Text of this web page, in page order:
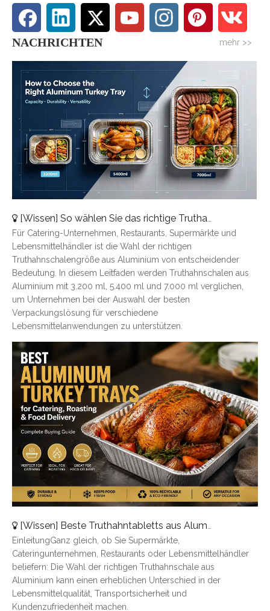
NACHRICHTEN mehr >>
[Wissen] So wählen Sie das richtige Truthahntablett aus Aluminium aus: Eine vollständige Größenübersicht
Für Catering-Unternehmen, Restaurants, Supermärkte und
Lebensmittelhändler ist die Wahl der richtigen
Truthahnschalengröße aus Aluminium von entscheidender
Bedeutung. In diesem Leitfaden werden Truthahnschalen aus
Aluminium mit 3.200 ml, 5.400 ml und 7.000 ml verglichen,
um Unternehmen bei der Auswahl der besten
Verpackungslösung für verschiedene
Lebensmittelanwendungen zu unterstützen.
[Wissen] Beste Truthahntabletts aus Aluminium für Catering, Braten und Essenslieferung
EinleitungGanz gleich, ob Sie Supermärkte,
Cateringunternehmen, Restaurants oder Lebensmittelhändler
beliefern: Die Wahl der richtigen Truthahnschale aus
Aluminium kann einen erheblichen Unterschied in der
Lebensmittelqualität, Transportsicherheit und
Kundenzufriedenheit machen.